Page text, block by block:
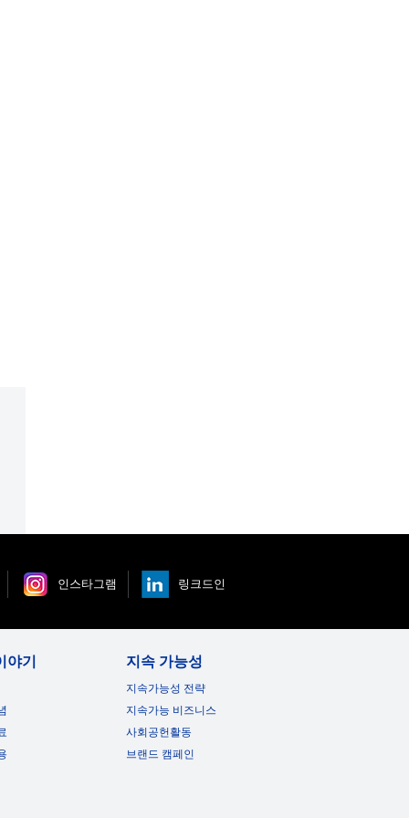
인스타그램 링크드인
야기 지속 가능성
지속가능성 전략
지속가능 비즈니스
사회공헌활동
브랜드 캠페인